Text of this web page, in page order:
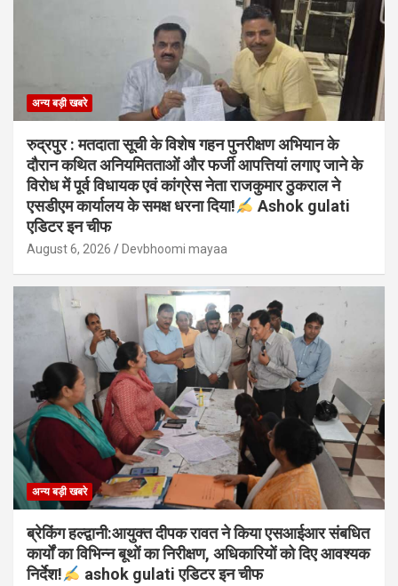
अन्य बड़ी खबरे
रुद्रपुर : मतदाता सूची के विशेष गहन पुनरीक्षण अभियान के
दौरान कथित अनियमितताओं और फर्जी आपत्तियां लगाए जाने के
विरोध में पूर्व विधायक एवं कांग्रेस नेता राजकुमार ठुकराल ने
एसडीएम कार्यालय के समक्ष धरना दिया!
Ashok gulati
एडिटर इन चीफ
August 6, 2026 Devbhoomi mayaa
अन्य बड़ी खबरे
ब्रेकिंग हल्द्वानी:आयुक्त दीपक रावत ने किया एसआईआर संबधित
कार्यों का विभिन्न बूथों का निरीक्षण, अधिकारियों को दिए आवश्यक
निर्देश!
ashok gulati एडिटर इन चीफ